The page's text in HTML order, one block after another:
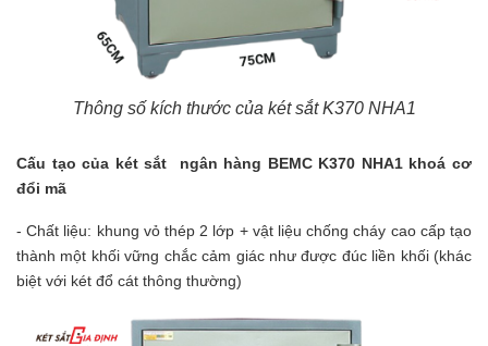
Thông số kích thước của két sắt K370 NHA1
Cấu tạo của két sắt ngân hàng BEMC K370 NHA1 khoá cơ
đổi mã
- Chất liệu: khung vỏ thép 2 lớp + vật liệu chống cháy cao cấp tạo
thành một khối vững chắc cảm giác như được đúc liền khối (khác
biệt với két đổ cát thông thường)